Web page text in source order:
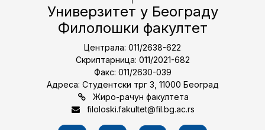
Универзитет у Београду
Филолошки факултет
Централа: 011/2638-622
Скриптарница: 011/2021-682
Факс: 011/2630-039
Адреса: Студентски трг 3, 11000 Београд
Жиро-рачун факултета
filoloski.fakultet@fil.bg.ac.rs